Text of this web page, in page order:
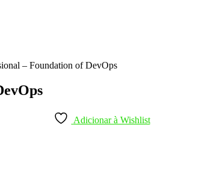
– Foundation of DevOps
Adicionar à Wishlist